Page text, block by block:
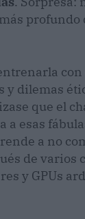
profundo
con
dilemas
que el
a esas
a no
de varios
y GPUs